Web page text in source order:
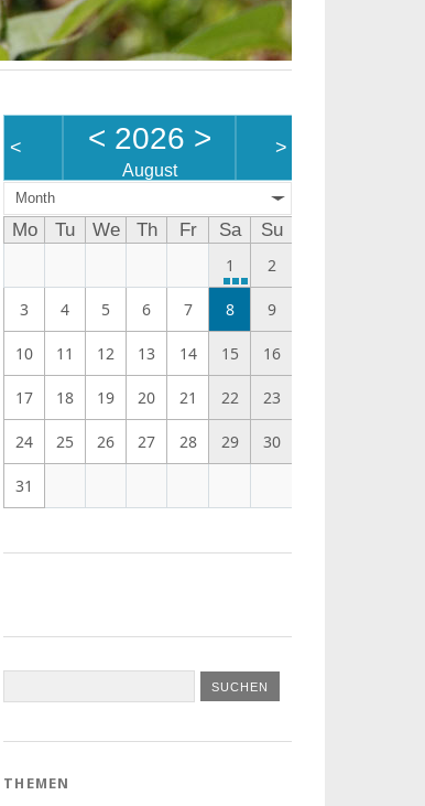
< < 2026 >
August
>
Month
Mo Tu We Th Fr Sa
Su
1
2
3 4 5 6 7 8 9
10 11 12 13 14 15 16
17 18 19 20 21 22 23
24 25 26 27 28 29 30
31
THEMEN